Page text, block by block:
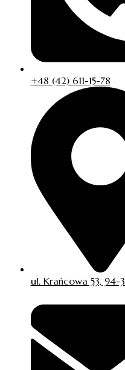
+48 (42) 611-15-78
ul. Krańcowa 53, 94-